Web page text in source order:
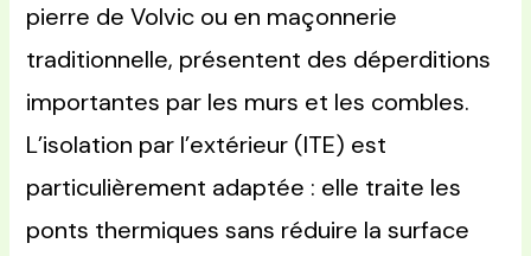
pierre de Volvic ou en maçonnerie
traditionnelle, présentent des déperditions
importantes par les murs et les combles.
L’isolation par l’extérieur (ITE) est
particulièrement adaptée : elle traite les
ponts thermiques sans réduire la surface